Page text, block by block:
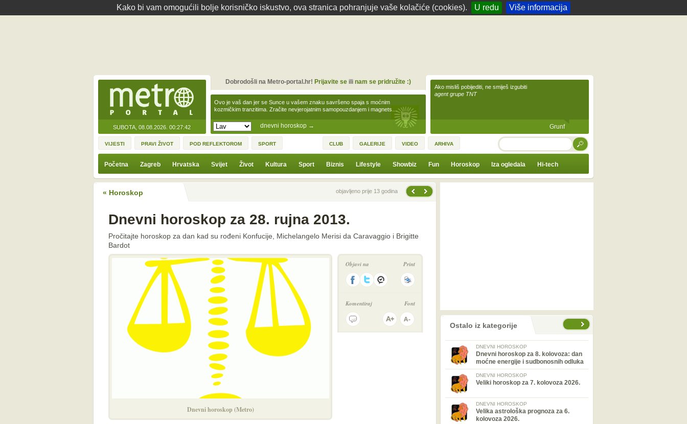
Kako bi vam omogućili bolje korisničko iskustvo, ova stranica pohranjuje vaše kolačiće (cookies). U redu Više informacija
SUBOTA, 08.08.2026. 00:27:42 dnevni horoskop →
Ovo je vaš dan jer se Sunce u vašem znaku savršeno spaja s moćnim
kozmičkim tranzitima. Zračite nevjerojatnim samopouzdanjem i magnets…
Dobrodošli na Metro-portal.hr! Prijavite seili nam se pridružite :)
Ako misliš pobijediti, ne smiješ izgubiti
agent grupe TNT
Grunf
VIJESTI PRAVI ŽIVOT POD REFLEKTOROM SPORT CLUB GALERIJE VIDEO ARHIVA TRAŽI
Početna Zagreb Hrvatska Svijet Život Kultura Sport Biznis Lifestyle Showbiz Fun Horoskop Iza ogledala Hi-tech
« Horoskop objavljeno prije 13 godina
Dnevni horoskop za 28. rujna 2013.
Pročitajte horoskop za dan kad su rođeni Konfucije, Michelangelo Merisi da Caravaggio i Brigitte
Bardot
Dnevni horoskop (Metro)
Objavi na Print
Komentiraj Font
prethodno Ostalo iz kategorije
DNEVNI HOROSKOP
Dnevni horoskop za 8. kolovoza: dan
moćne energije i sudbonosnih odluka
DNEVNI HOROSKOP
Veliki horoskop za 7. kolovoza 2026.
DNEVNI HOROSKOP
Velika astrološka prognoza za 6.
kolovoza 2026.